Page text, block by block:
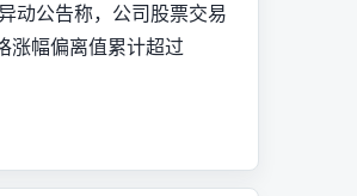
动公告称，公司股票交易
涨幅偏离值累计超过